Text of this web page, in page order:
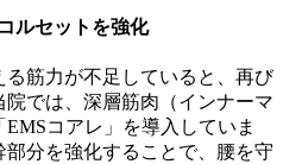
ルセットを強化
筋力が不足していると、再び
では、深層筋肉（インナーマ
コアレ」を導入していま
分を強化することで、腰を守